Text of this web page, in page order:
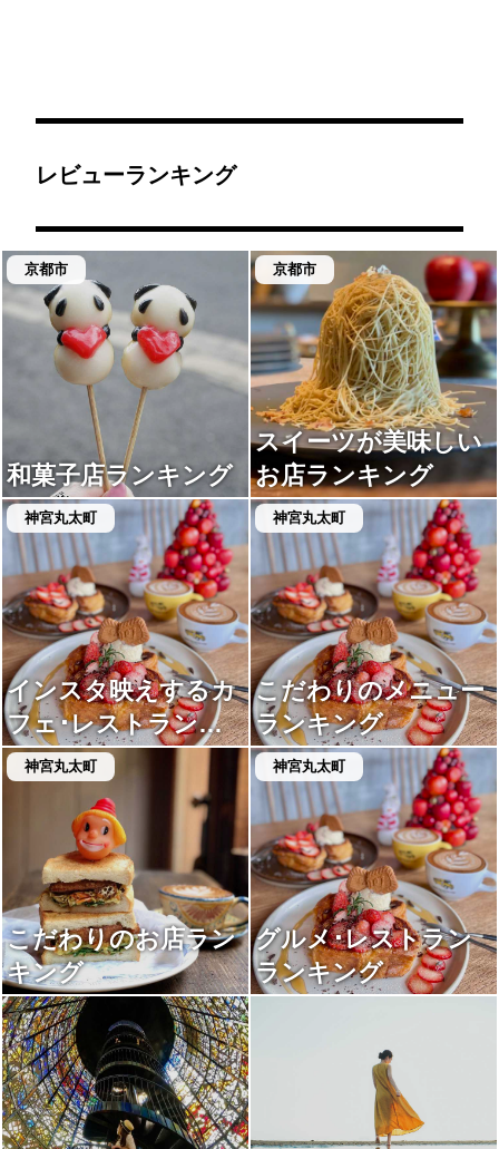
レビューランキング
京都市
和菓子店ランキング
京都市
スイーツが美味しい
お店ランキング
神宮丸太町
インスタ映えするカ
フェ･レストランラ
ンキング
神宮丸太町
こだわりのメニュー
ランキング
神宮丸太町
こだわりのお店ラン
キング
神宮丸太町
グルメ･レストラン
ランキング